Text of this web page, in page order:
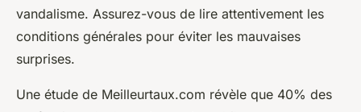
vandalisme. Assurez-vous de lire attentivement les
conditions générales pour éviter les mauvaises
surprises.
Une étude de Meilleurtaux.com révèle que 40% des